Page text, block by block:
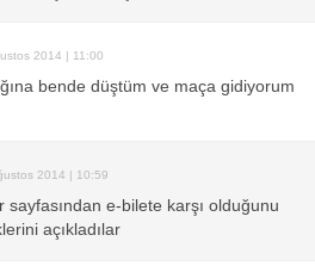
2014 | 11:00
bende düştüm ve maça gidiyorum
2014 | 10:59
sayfasından e-bilete karşı olduğunu
açıkladılar